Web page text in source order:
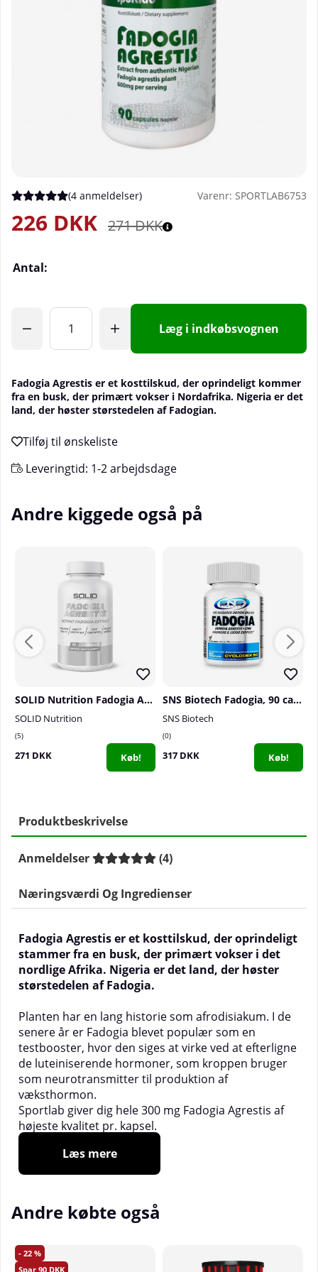
Gennemsnitlig vurdering 5 ud af 5 Antal vurderinger 4
(4 anmeldelser) Varenr: SPORTLAB6753
271DKK
226 DKK
Antal:
Læg i indkøbsvognen
Fadogia Agrestis er et kosttilskud, der oprindeligt kommer
fra en busk, der primært vokser i Nordafrika. Nigeria er det
land, der høster størstedelen af Fadogian.
Leveringtid: 1-2 arbejdsdage
Andre kiggede også på
SOLID Nutrition Fadogia Agrestis, 90 caps
SOLID Nutrition
5
271 DKK Køb!
SNS Biotech Fadogia, 90 caps
SNS Biotech
0
317 DKK Køb!
Produktbeskrivelse
Anmeldelser (4)
Næringsværdi Og Ingredienser
Fadogia Agrestis er et kosttilskud, der oprindeligt
stammer fra en busk, der primært vokser i det
nordlige Afrika. Nigeria er det land, der høster
størstedelen af Fadogia.
Planten har en lang historie som afrodisiakum. I de
senere år er Fadogia blevet populær som en
testbooster, hvor den siges at virke ved at efterligne
de luteiniserende hormoner, som kroppen bruger
som neurotransmitter til produktion af
væksthormon.
Sportlab giver dig hele 300 mg Fadogia Agrestis af
højeste kvalitet pr. kapsel.
Dosering:To kapsler en gang dagligt i forbindelse
med et måltid.
uger, efterfulgt af 4 ugers pause. Derefter
påbegynder man en ny cyklus. Der er dog ingen
men af sikkerhedsmæssige årsager kan det være
godt med pauser med jævne mellemrum.
Læs mere
Andre købte også
22
90